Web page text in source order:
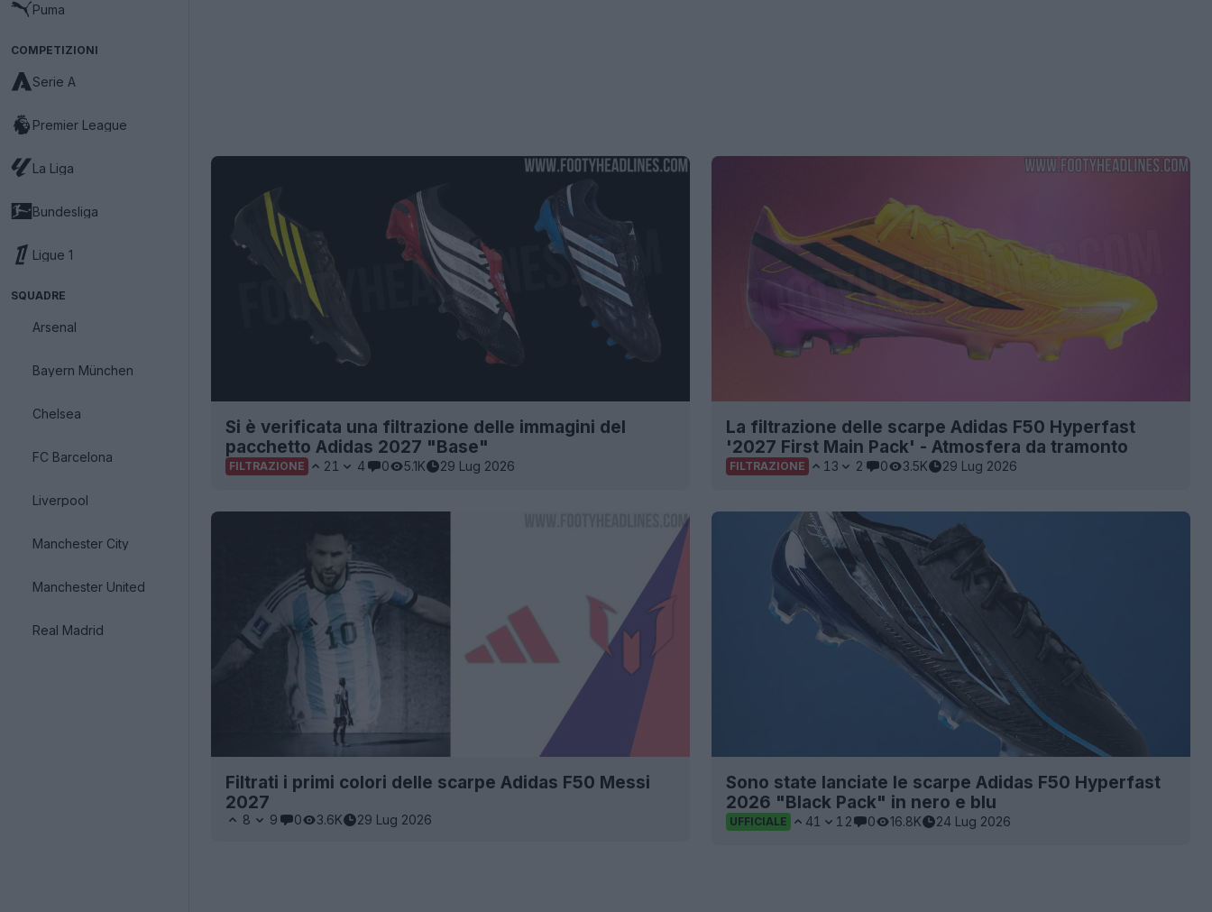
Puma
COMPETIZIONI
Serie A
Premier League
La Liga
Bundesliga
Ligue 1
SQUADRE
Arsenal
Bayern München
Chelsea
FC Barcelona
Liverpool
Manchester City
Manchester United
Real Madrid
Si è verificata una filtrazione delle immagini del
pacchetto Adidas 2027 "Base"
FILTRAZIONE 21 4 0 5.1K 29 Lug 2026
La filtrazione delle scarpe Adidas F50 Hyperfast
'2027 First Main Pack' - Atmosfera da tramonto
FILTRAZIONE 13 2 0 3.5K 29 Lug 2026
Filtrati i primi colori delle scarpe Adidas F50 Messi
2027
8 9 0 3.6K 29 Lug 2026
Sono state lanciate le scarpe Adidas F50 Hyperfast
2026 "Black Pack" in nero e blu
UFFICIALE 41 12 0 16.8K 24 Lug 2026